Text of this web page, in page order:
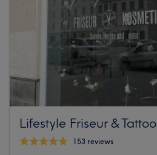
Lifestyle Friseur & Tattoo
153 reviews